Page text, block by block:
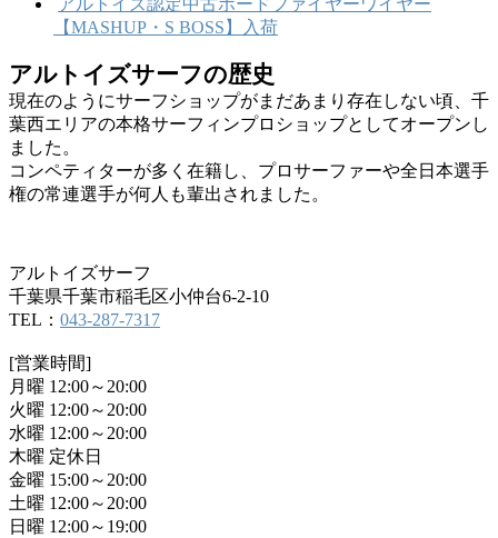
アルトイズ認定中古ボードファイヤーワイヤー
【MASHUP・S BOSS】入荷
アルトイズサーフの歴史
現在のようにサーフショップがまだあまり存在しない頃、千
葉西エリアの本格サーフィンプロショップとしてオープンし
ました。
コンペティターが多く在籍し、プロサーファーや全日本選手
権の常連選手が何人も輩出されました。
アルトイズサーフ
千葉県千葉市稲毛区小仲台6-2-10
TEL： 043-287-7317
[営業時間]
月曜 12:00～20:00
火曜 12:00～20:00
水曜 12:00～20:00
木曜 定休日
金曜 15:00～20:00
土曜 12:00～20:00
日曜 12:00～19:00